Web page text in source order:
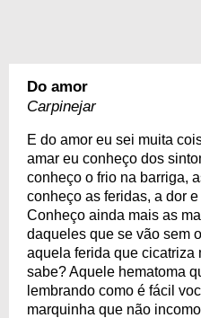
Do amor
Carpinejar
E do amor eu sei muita
amar eu conheço dos
conheço o frio na barriga,
conheço as feridas, a dor
Conheço ainda mais as
daqueles que se vão sem
aquela ferida que cicatriza
sabe? Aquele hematoma
lembrando como é fácil
marquinha que não